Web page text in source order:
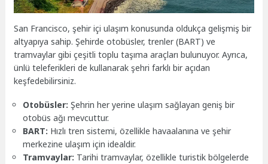
San Francisco, şehir içi ulaşım konusunda oldukça gelişmiş bir
altyapıya sahip. Şehirde otobüsler, trenler (BART) ve
tramvaylar gibi çeşitli toplu taşıma araçları bulunuyor. Ayrıca,
ünlü teleferikleri de kullanarak şehri farklı bir açıdan
keşfedebilirsiniz.
Otobüsler: Şehrin her yerine ulaşım sağlayan geniş bir
otobüs ağı mevcuttur.
BART: Hızlı tren sistemi, özellikle havaalanına ve şehir
merkezine ulaşım için idealdir.
Tramvaylar: Tarihi tramvaylar, özellikle turistik bölgelerde